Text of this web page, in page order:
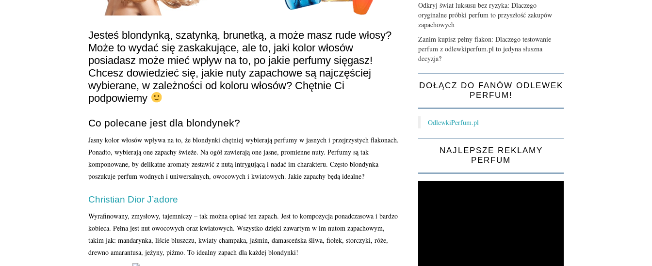
Jesteś blondynką, szatynką, brunetką, a może masz rude włosy?
Może to wydać się zaskakujące, ale to, jaki kolor włosów
posiadasz może mieć wpływ na to, po jakie perfumy sięgasz!
Chcesz dowiedzieć się, jakie nuty zapachowe są najczęściej
wybierane, w zależności od koloru włosów? Chętnie Ci
podpowiemy
Co polecane jest dla blondynek?
Jasny kolor włosów wpływa na to, że blondynki chętniej wybierają perfumy w jasnych i przejrzystych flakonach.
Ponadto, wybierają one zapachy świeże. Na ogół zawierają one jasne, promienne nuty. Perfumy są tak
komponowane, by delikatne aromaty zestawić z nutą intrygującą i nadać im charakteru. Często blondynka
poszukuje perfum wodnych i uniwersalnych, owocowych i kwiatowych. Jakie zapachy będą idealne?
Christian Dior J’adore
Wyrafinowany, zmysłowy, tajemniczy – tak można opisać ten zapach. Jest to kompozycja ponadczasowa i bardzo
kobieca. Pełna jest nut owocowych oraz kwiatowych. Wszystko dzięki zawartym w im nutom zapachowym,
takim jak: mandarynka, liście bluszczu, kwiaty champaka, jaśmin, damasceńska śliwa, fiołek, storczyki, róże,
drewno amarantusa, jeżyny, piżmo. To idealny zapach dla każdej blondynki!
Odkryj świat luksusu bez ryzyka: Dlaczego
oryginalne próbki perfum to przyszłość zakupów
zapachowych
Zanim kupisz pełny flakon: Dlaczego testowanie
perfum z odlewkiperfum.pl to jedyna słuszna
decyzja?
DOŁĄCZ DO FANÓW ODLEWEK
PERFUM!
OdlewkiPerfum.pl
NAJLEPSZE REKLAMY
PERFUM